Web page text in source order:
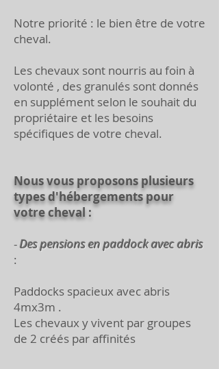
Notre priorité : le bien être de votre
cheval.
Les chevaux sont nourris au foin à
volonté , des granulés sont donnés
en supplément selon le souhait du
propriétaire et les besoins
spécifiques de votre cheval.
Nous vous proposons plusieurs
types d'hébergements pour
votre cheval :
-Des pensions en paddock avec abris
:
Paddocks spacieux avec abris
4mx3m .
Les chevaux y vivent par groupes
de 2 créés par affinités